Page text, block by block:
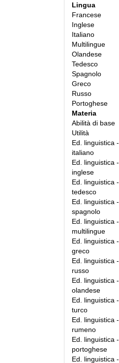
Lingua
Francese
Inglese
Italiano
Multilingue
Olandese
Tedesco
Spagnolo
Greco
Russo
Portoghese
Materia
Abilità di base
Utilità
Ed. linguistica -
italiano
Ed. linguistica -
inglese
Ed. linguistica -
tedesco
Ed. linguistica -
spagnolo
Ed. linguistica -
multilingue
Ed. linguistica -
greco
Ed. linguistica -
russo
Ed. linguistica -
olandese
Ed. linguistica -
turco
Ed. linguistica -
rumeno
Ed. linguistica -
portoghese
Ed. linguistica -